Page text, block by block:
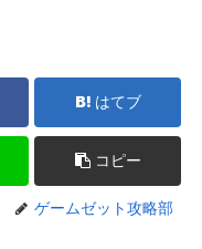
はてブ
コピー
ゲームゼット攻略部